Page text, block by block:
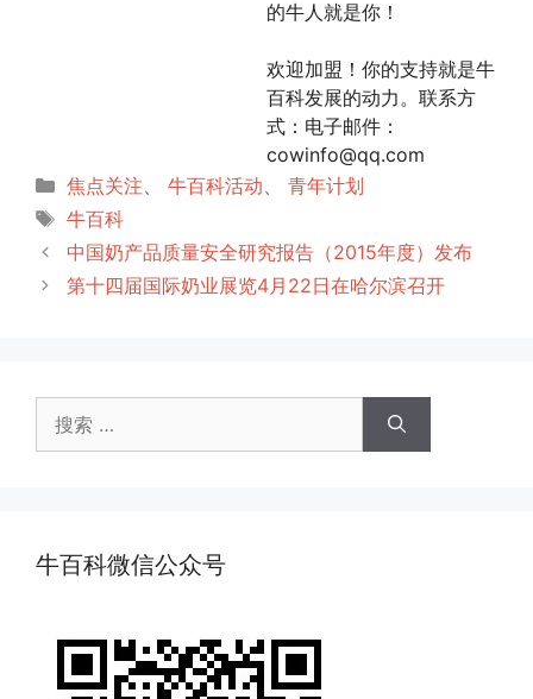
的牛人就是你！
欢迎加盟！你的支持就是牛
百科发展的动力。联系方
式：电子邮件：
cowinfo@qq.com
分
类
焦点关注、 牛百科活动、 青年计划
标
签
牛百科
中国奶产品质量安全研究报告（2015年度）发布
第十四届国际奶业展览4月22日在哈尔滨召开
索：
牛百科微信公众号